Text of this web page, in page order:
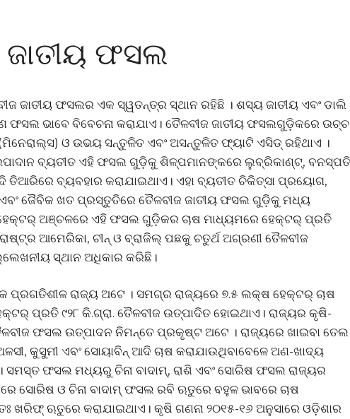
ଜାତୀୟ ଫସଲ
ଜାତୀୟ ଫସଲର ଏକ ସ୍ୱତନ୍ତ୍ର ସ୍ଥାନ ରହିଛି । ଶସ୍ୟ ଜାତୀୟ ଏବଂ ଡାଲି
ଫସଲ ଭାବେ ବିବେଚନା କରାଯାଏ। ତୈଳବୀଜ ଜାତୀୟ ଫସଲଗୁଡ଼ିକରେ ଉଚ୍ଚ
ଓ ଉଭୟ ସନ୍ତୁଳିତ ଏବଂ ଅସନ୍ତୁଳିତ ଫ୍ୟାଟି ଏସିଡ୍ ରହିଥାଏ ।
ବ୍ୟତୀତ ଏହି ଫସଲ ଗୁଡ଼ିକୁ ଶିଳ୍ପମାନଙ୍କରେ ଲୁବ୍ରିକାଣ୍ଟ୍,
ତିଆରିରେ ବ୍ୟବହାର କରାଯାଇଥାଏ। ଏହା ବ୍ୟତୀତ ଚିକିତ୍ସା ପ୍ରୟୋଗ,
ଜୈବିକ ଖତ ପ୍ରସ୍ତୁତିରେ ତୈଳବୀଜ ଜାତୀୟ ଫସଲ ଗୁଡ଼ିକୁ ମଧ୍ୟ
ହେକ୍ଟର୍ ଅଞ୍ଚଳରେ ଏହି ଫସଲ ଗୁଡ଼ିକର ଚାଷ ମାଧ୍ୟମରେ ହେକ୍ଟର୍ ପ୍ରତି
ଆମେରିକା, ଚୀନ୍ ଓ ବ୍ରାଜିଲ୍ ପଛକୁ ଚତୁର୍ଥ ଅଗ୍ରଣୀ ତୈଳବୀଜ
ସ୍ଥାନ ଅଧିକାର କରିଛି।
ପ୍ରଗତିଶୀଳ ରାଜ୍ୟ ଅଟେ । ସମଗ୍ର ରାଜ୍ୟରେ ୭.୫ ଲକ୍ଷ ହେକ୍ଟର୍ ଚାଷ
ପ୍ରତି ୯୨୮ କି.ଗ୍ରା. ତୈଳବୀଜ ଉତ୍ପାଦିତ ହୋଇଥାଏ। ରାଜ୍ୟର କୃଷି-
ଫସଲ ଉତ୍ପାଦନ ନିମନ୍ତେ ପ୍ରକୃଷ୍ଟ ଅଟେ । ରାଜ୍ୟରେ ଖାଇବା ତେଲ
କୁସୁମୀ ଏବଂ ସୋୟାବିନ୍ ଆଦି ଚାଷ କରାଯାଉଥିବାବେଳେ ଅଣ-ଖାଦ୍ୟ
ସମସ୍ତ ଫସଲ ମଧ୍ୟରୁ ଚିନା ବାଦାମ୍, ରାଶି ଏବଂ ସୋରିଷ ଫସଲ ରାଜ୍ୟର
ସୋରିଷ ଓ ଚିନା ବାଦାମ୍ ଫସଲ ରବି ଋତୁରେ ବହୁଳ ଭାବରେ ଚାଷ
ଖରିଫ୍ ଋତୁରେ କରାଯାଇଥାଏ। କୃଷି ଗଣନା ୨୦୧୫-୧୬ ଅନୁସାରେ ଓଡ଼ିଶାର